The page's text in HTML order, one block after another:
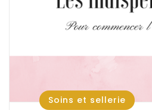
Soins et sellerie